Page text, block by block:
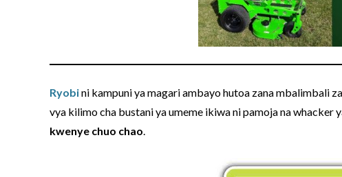
Ryobini kampuni ya magari ambayo hutoa zana mbalimbali
vya kilimo cha bustani ya umeme ikiwa ni pamoja na whacker
kwenye chuo chao.